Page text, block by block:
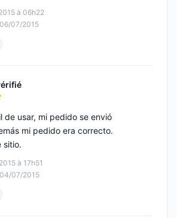
à 06h22
07/2015
à 17h51
07/2015
de usar, mi pedido se envió
mi pedido era correcto.
sitio.